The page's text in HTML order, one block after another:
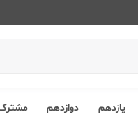
یازدهم دوازدهم